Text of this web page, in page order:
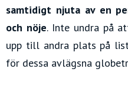
samtidigt njuta av en
och nöje. Inte undra på
upp till andra plats på
för dessa avlägsna